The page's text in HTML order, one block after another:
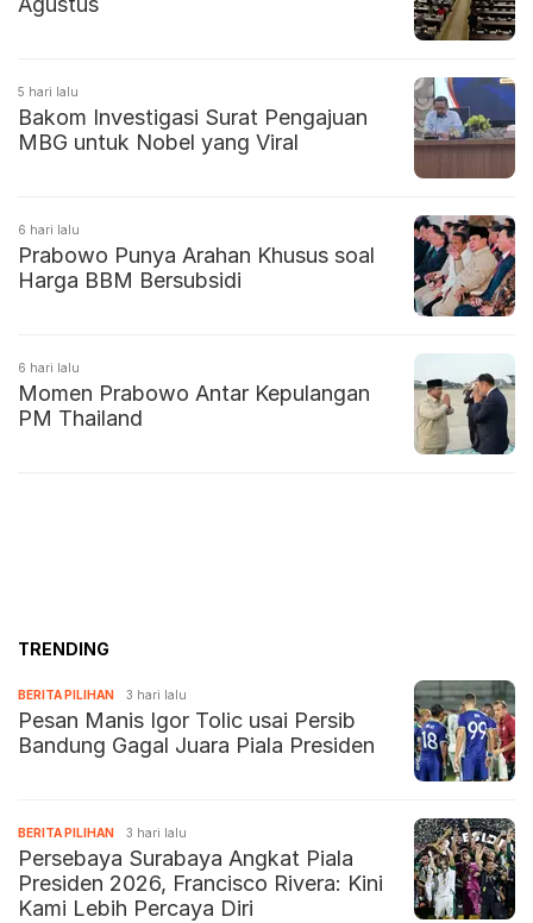
5 hari lalu
Bakom Investigasi Surat Pengajuan
MBG untuk Nobel yang Viral
6 hari lalu
Prabowo Punya Arahan Khusus soal
Harga BBM Bersubsidi
6 hari lalu
Momen Prabowo Antar Kepulangan
PM Thailand
TRENDING
BERITA PILIHAN 3 hari lalu
Pesan Manis Igor Tolic usai Persib
Bandung Gagal Juara Piala Presiden
BERITA PILIHAN 3 hari lalu
Persebaya Surabaya Angkat Piala
Presiden 2026, Francisco Rivera: Kini
Kami Lebih Percaya Diri